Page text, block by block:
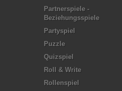
Partnerspiele -
Beziehungsspiele
Partyspiel
Puzzle
Quizspiel
Roll & Write
Rollenspiel